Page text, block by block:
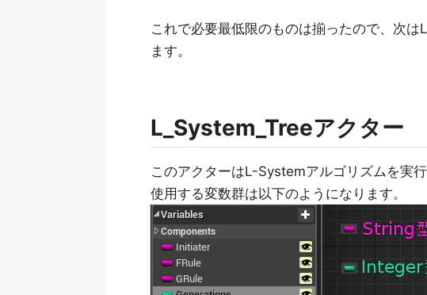
これで必要最低限のものは揃ったので、次
ます。
L_System_Treeアクター
このアクターはL-Systemアルゴリズムを実行
使用する変数群は以下のようになります。